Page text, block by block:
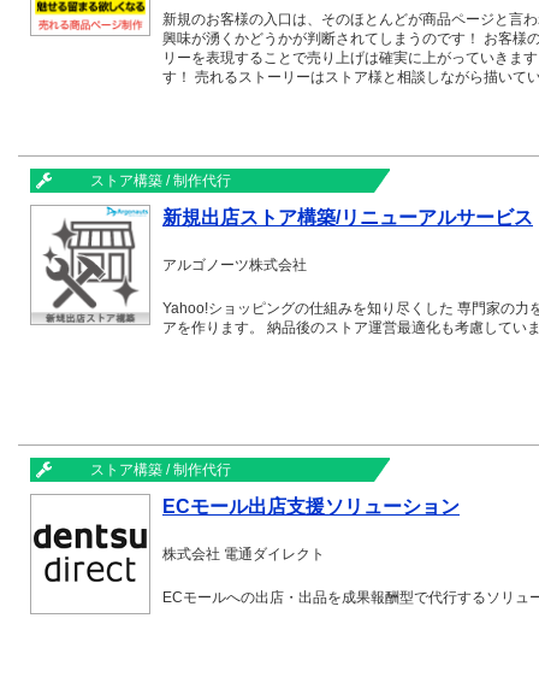
新規のお客様の入口は、そのほとんどが商品ページと言
興味が湧くかどうかが判断されてしまうのです！ お客様
リーを表現することで売り上げは確実に上がっていきま
す！ 売れるストーリーはストア様と相談しながら描いて
ストア構築 / 制作代行
新規出店ストア構築/リニューアルサービス
アルゴノーツ株式会社
Yahoo!ショッピングの仕組みを知り尽くした 専門家の
アを作ります。 納品後のストア運営最適化も考慮してい
ストア構築 / 制作代行
ECモール出店支援ソリューション
株式会社 電通ダイレクト
ECモールへの出店・出品を成果報酬型で代行するソリュ